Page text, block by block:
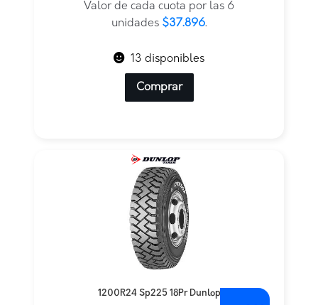
Valor de cada cuota por las 6
unidades $37.896.
13 disponibles
Comprar
1200R24 Sp225 18Pr Dunlop